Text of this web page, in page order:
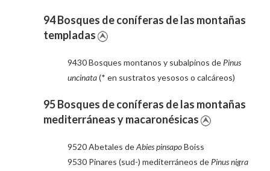
94 Bosques de coníferas de las montañas
templadas
9430 Bosques montanos y subalpinos de Pinus
uncinata(* en sustratos yesosos o calcáreos)
95 Bosques de coníferas de las montañas
mediterráneas y macaronésicas
9520 Abetales deAbies pinsapoBoiss
9530 Pinares (sud-) mediterráneos de Pinus nigra